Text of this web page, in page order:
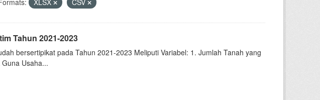
XLSX CSV
Tahun 2021-2023
bersertipikat pada Tahun 2021-2023 Meliputi Variabel: 1. Jumlah Tanah yang
Usaha...